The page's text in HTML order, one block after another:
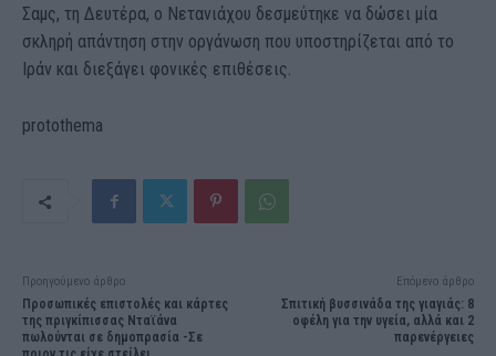
Σαμς, τη Δευτέρα, ο Νετανιάχου δεσμεύτηκε να δώσει μία
σκληρή απάντηση στην οργάνωση που υποστηρίζεται από το
Ιράν και διεξάγει φονικές επιθέσεις.
protothema
Προηγούμενο άρθρο
Προσωπικές επιστολές και κάρτες
της πριγκίπισσας Νταϊάνα
πωλούνται σε δημοπρασία -Σε
Επόμενο άρθρο
Σπιτική βυσσινάδα της γιαγιάς: 8
οφέλη για την υγεία, αλλά και 2
παρενέργειες